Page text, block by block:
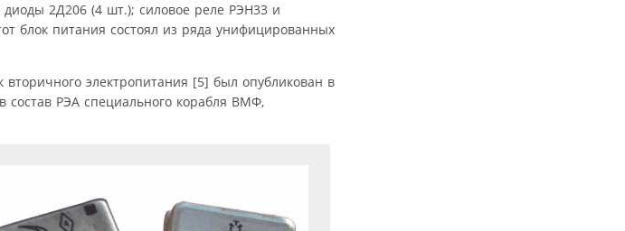
2Д206 (4 шт.); силовое реле РЭН33 и
блок питания состоял из ряда унифицированных
электропитания [5] был опубликован в
РЭА специального корабля ВМФ,